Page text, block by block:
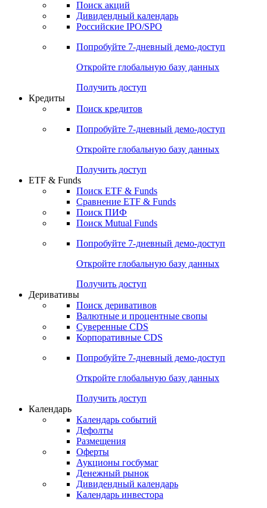
Откройте глобальную базу данных
Получить доступ
Поиск акций
Российские IPO/SPO
Попробуйте7-дневный
Откройте глобальную базу данных
Получить доступ
Поиск кредитов
Попробуйте7-дневный
Откройте глобальную базу данных
Получить доступ
ETF & Funds
Сравнение ETF & Funds
Поиск Mutual Funds
Попробуйте7-дневный
Откройте глобальную базу данных
Получить доступ
Деривативы
Валютные и процентные свопы
Корпоративные CDS
Попробуйте7-дневный
Откройте глобальную базу данных
Получить доступ
Календарь
Календарь событий
Дефолты
Размещения
Оферты